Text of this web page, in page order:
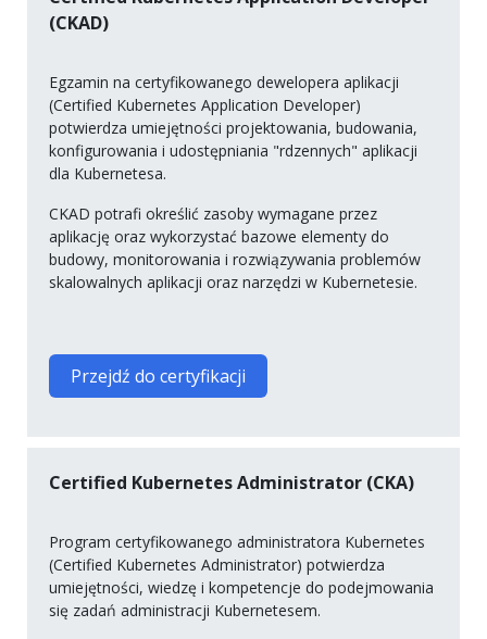
(CKAD)
Egzamin na certyfikowanego dewelopera aplikacji
(Certified Kubernetes Application Developer)
potwierdza umiejętności projektowania, budowania,
konfigurowania i udostępniania "rdzennych" aplikacji
dla Kubernetesa.
CKAD potrafi określić zasoby wymagane przez
aplikację oraz wykorzystać bazowe elementy do
budowy, monitorowania i rozwiązywania problemów
skalowalnych aplikacji oraz narzędzi w Kubernetesie.
Przejdź do certyfikacji
Certified Kubernetes Administrator (CKA)
Program certyfikowanego administratora Kubernetes
(Certified Kubernetes Administrator) potwierdza
umiejętności, wiedzę i kompetencje do podejmowania
się zadań administracji Kubernetesem.